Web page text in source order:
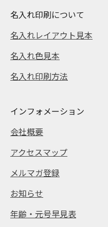
名入れ印刷について
名入れレイアウト見本
名入れ色見本
名入れ印刷方法
インフォメーション
会社概要
アクセスマップ
メルマガ登録
お知らせ
年齢・元号早見表